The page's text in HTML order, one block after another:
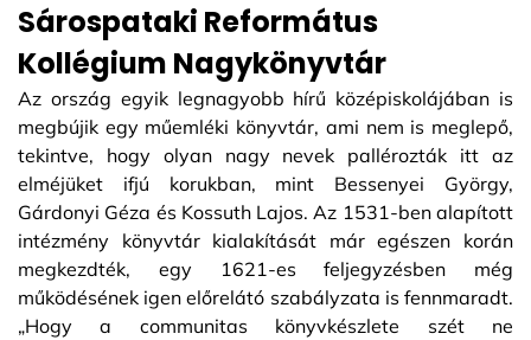
Sárospataki Református
Kollégium Nagykönyvtár
Az ország egyik legnagyobb hírű középiskolájában is
megbújik egy műemléki könyvtár, ami nem is meglepő,
tekintve, hogy olyan nagy nevek pallérozták itt az
elméjüket ifjú korukban, mint Bessenyei György,
Gárdonyi Géza és Kossuth Lajos. Az 1531-ben alapított
intézmény könyvtár kialakítását már egészen korán
megkezdték, egy 1621-es feljegyzésben még
működésének igen előrelátó szabályzata is fennmaradt.
„Hogy a communitas könyvkészlete szét ne